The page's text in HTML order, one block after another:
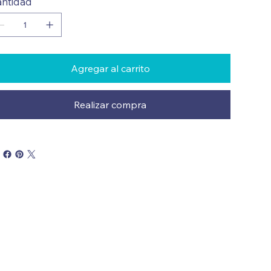
Agregar al carrito
Realizar compra